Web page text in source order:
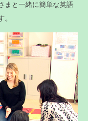
まと一緒に簡単な英語